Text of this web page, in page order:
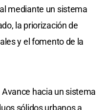
mediante un sistema
la priorización de
y el fomento de la
Avance hacia un sistema
sólidos urbanos a